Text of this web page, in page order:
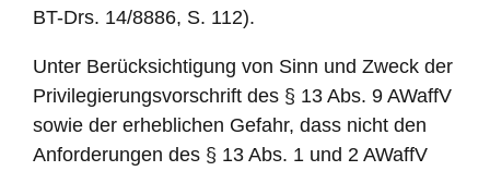
BT-Drs. 14/8886, S. 112).
Unter Berücksichtigung von Sinn und Zweck der
Privilegierungsvorschrift des § 13 Abs. 9 AWaffV
sowie der erheblichen Gefahr, dass nicht den
Anforderungen des § 13 Abs. 1 und 2 AWaffV